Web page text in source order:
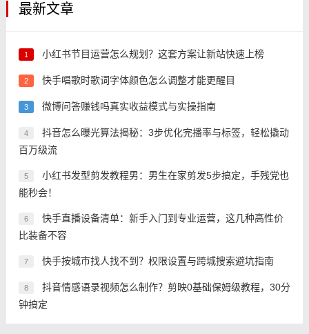
最新文章
1 小红书节目运营怎么规划？这套方案让新站快速上榜
2 快手唱歌时歌词字体颜色怎么调整才能更醒目
3 微博问答赚钱吗真实收益模式与实操指南
4
抖音怎么曝光算法揭秘：3步优化完播率与标签，轻松撬动
百万级流
5
小红书发型剪发教程男：男生在家剪发5步搞定，手残党也
能秒会！
6
快手直播设备清单：新手入门到专业运营，这几种高性价
比装备不容
7 快手按城市找人找不到？权限设置与跨城搜索避坑指南
8
抖音情感语录视频怎么制作？剪映0基础保姆级教程，30分
钟搞定